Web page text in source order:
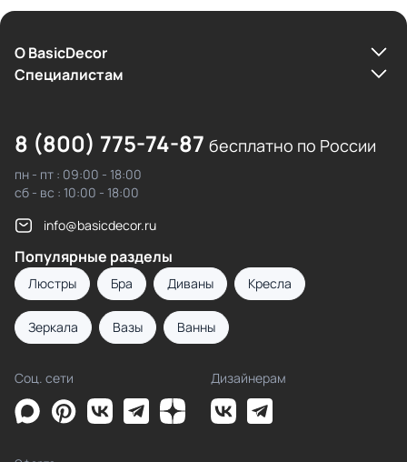
О BasicDecor
Cпециалистам
8 (800) 775-74-87 бесплатно по России
пн - пт : 09:00 - 18:00
сб - вс : 10:00 - 18:00
info@basicdecor.ru
Популярные разделы
Люстры Бра Диваны Кресла
Зеркала Вазы Ванны
Соц. сети Дизайнерам